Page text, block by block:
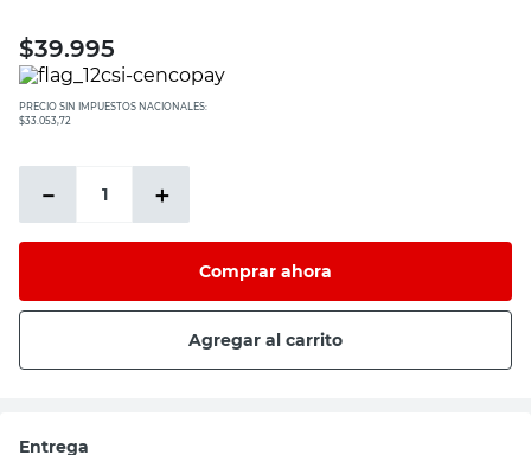
$39.995
PRECIO SIN IMPUESTOS NACIONALES:
$33.053,72
＋
－
Comprar ahora
Agregar al carrito
Calculá cuántas cajas necesitás